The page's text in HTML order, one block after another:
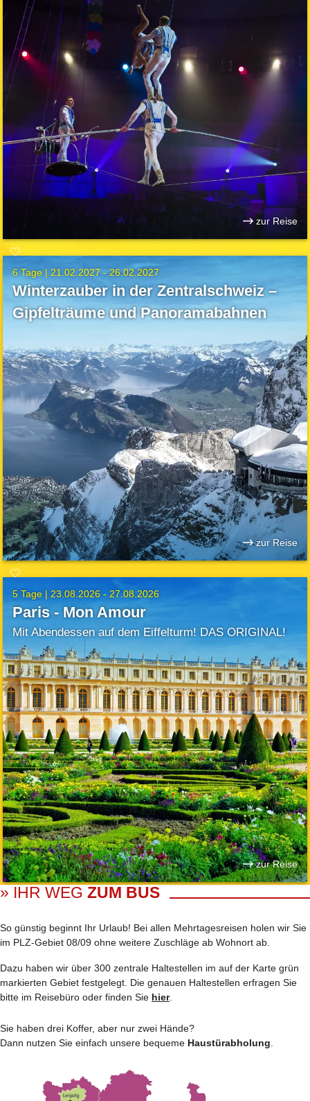
zur Reise
6 Tage | 21.02.2027 - 26.02.2027
Winterzauber in der Zentralschweiz –
Gipfelträume und Panoramabahnen
zur Reise
5 Tage | 23.08.2026 - 27.08.2026
Paris - Mon Amour
Mit Abendessen auf dem Eiffelturm! DAS ORIGINAL!
zur Reise
» IHR WEG ZUM BUS
So günstig beginnt Ihr Urlaub! Bei allen Mehrtages­reisen holen wir Sie
im PLZ-Gebiet 08/09 ohne weitere Zuschläge ab Wohnort ab.
Dazu haben wir über 300 zentrale Haltestellen im auf der Karte grün
markierten Gebiet festgelegt. Die genauen Haltestellen erfragen Sie
bitte im Reisebüro oder finden Sie hier.
Sie haben drei Koffer, aber nur zwei Hände?
Dann nutzen Sie einfach unsere bequeme Haustürabholung